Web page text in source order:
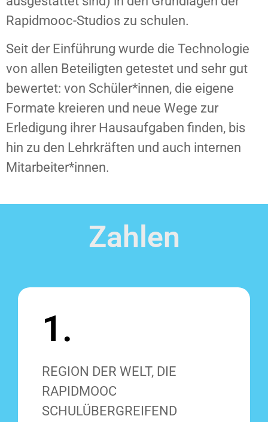
Rapidmooc-Studios zu schulen.
Seit der Einführung wurde die Technologie
von allen Beteiligten getestet und sehr gut
bewertet: von Schüler*innen, die eigene
Formate kreieren und neue Wege zur
Erledigung ihrer Hausaufgaben finden, bis
hin zu den Lehrkräften und auch internen
Mitarbeiter*innen.
Zahlen
1.
REGION DER WELT, DIE
RAPIDMOOC
SCHULÜBERGREIFEND